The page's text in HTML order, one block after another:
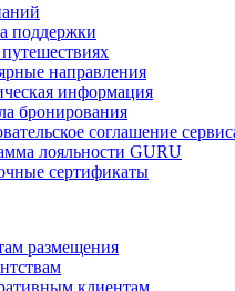
поддержки
направления
информация
бронирования
соглашение
лояльности GURU
сертификаты
размещения
клиентам